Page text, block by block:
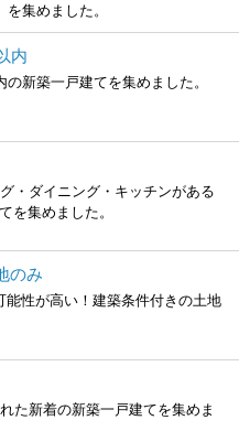
を集めました。
内
新築一戸建てを集めました。
・ダイニング・キッチンがある
を集めました。
のみ
能性が高い！建築条件付きの土地
た新着の新築一戸建てを集めま